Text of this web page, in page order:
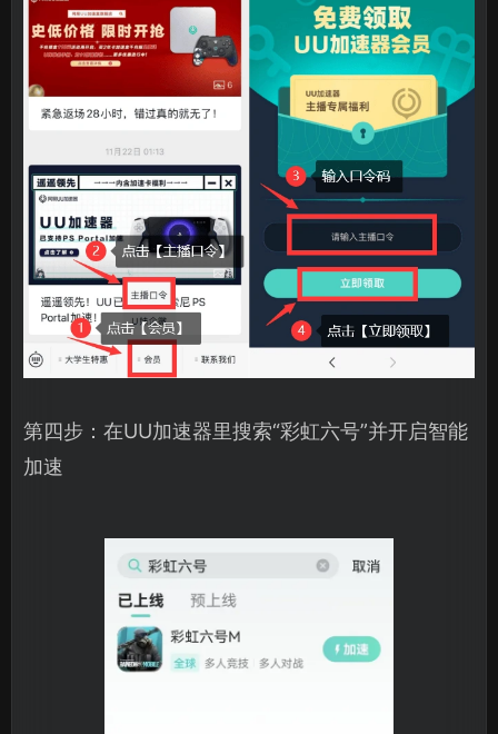
第四步：在UU加速器里搜索“彩虹六号”并开启智能
加速